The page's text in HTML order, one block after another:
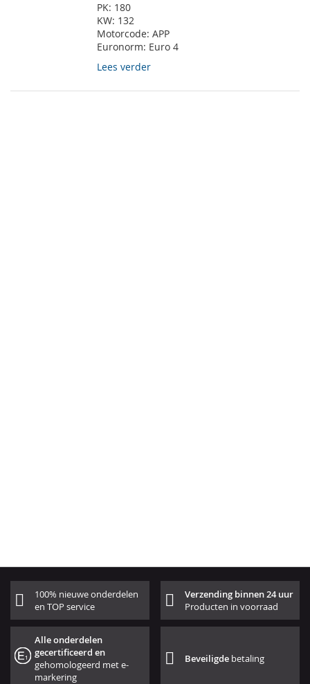
PK: 180
KW: 132
Motorcode: APP
Euronorm: Euro 4
Lees verder
100% nieuwe onderdelen
en TOP service
Verzending binnen 24 uur
Producten in voorraad
Alle onderdelen
gecertificeerd en
gehomologeerd met e-
markering
Beveiligde betaling